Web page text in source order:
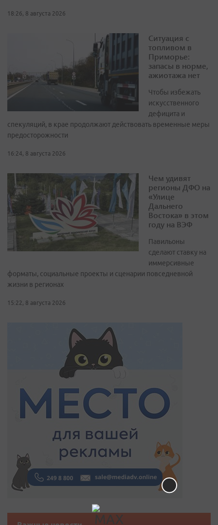
18:26, 8 августа 2026
Ситуация с
топливом в
Приморье:
запасы в норме,
ажиотажа нет
Чтобы избежать
искусственного
дефицита и
спекуляций, в крае продолжают действовать временные меры
предосторожности
16:24, 8 августа 2026
Чем удивят
регионы ДФО на
«Улице
Дальнего
Востока» в этом
году на ВЭФ
Павильоны
сделают ставку на
иммерсивные
форматы, социальные проекты и сценарии повседневной
жизни в регионах
15:22, 8 августа 2026